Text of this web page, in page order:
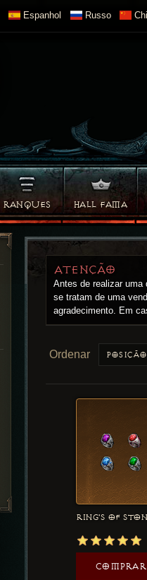
Espanhol Russo
RANQUES HALL FAMA
ATENÇÃO
Antes de realizar
se tratam de uma
agradecimento. Em
Ordenar
RING'S OF
COMPRAR